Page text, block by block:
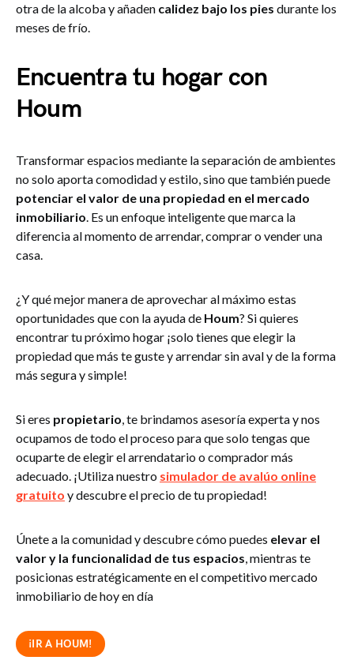
otra de la alcoba y añaden calidez bajo los pies durante los
meses de frío.
Encuentra tu hogar con
Houm
Transformar espacios mediante la separación de ambientes
no solo aporta comodidad y estilo, sino que también puede
potenciar el valor de una propiedad en el mercado
inmobiliario. Es un enfoque inteligente que marca la
diferencia al momento de arrendar, comprar o vender una
casa.
¿Y qué mejor manera de aprovechar al máximo estas
oportunidades que con la ayuda de Houm? Si quieres
encontrar tu próximo hogar ¡solo tienes que elegir la
propiedad que más te guste y arrendar sin aval y de la forma
más segura y simple!
Si eres propietario, te brindamos asesoría experta y nos
ocupamos de todo el proceso para que solo tengas que
ocuparte de elegir el arrendatario o comprador más
adecuado. ¡Utiliza nuestro simulador de avalúo online
gratuito y descubre el precio de tu propiedad!
Únete a la comunidad y descubre cómo puedes elevar el
valor y la funcionalidad de tus espacios, mientras te
posicionas estratégicamente en el competitivo mercado
inmobiliario de hoy en día
¡IR A HOUM!